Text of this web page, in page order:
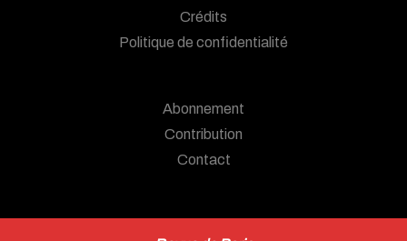
Crédits
Politique de confidentialité
Abonnement
Contribution
Contact